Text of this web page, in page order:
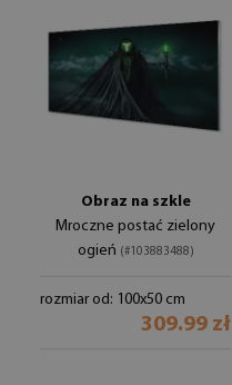
Obraz na szkle
Mroczne postać zielony
ogień (#103883488)
rozmiar od: 100x50 cm
309.99 zł